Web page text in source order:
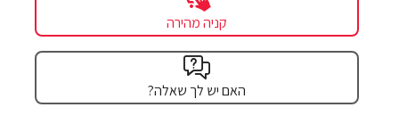
קניה מהירה
האם יש לך שאלה?